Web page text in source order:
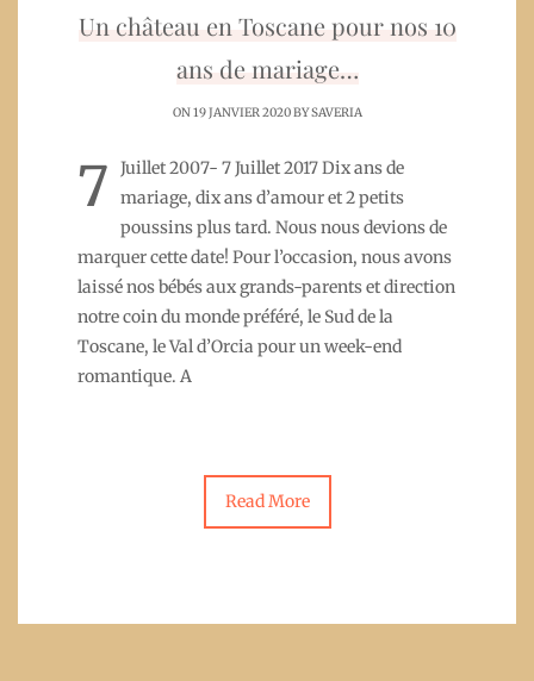
Un château en Toscane pour nos 10
ans de mariage…
ON 19 JANVIER 2020 BYSAVERIA
7
Juillet 2007- 7 Juillet 2017 Dix ans de
mariage, dix ans d’amour et 2 petits
poussins plus tard. Nous nous devions de
marquer cette date! Pour l’occasion, nous avons
laissé nos bébés aux grands-parents et direction
notre coin du monde préféré, le Sud de la
Toscane, le Val d’Orcia pour un week-end
romantique. A
Read More